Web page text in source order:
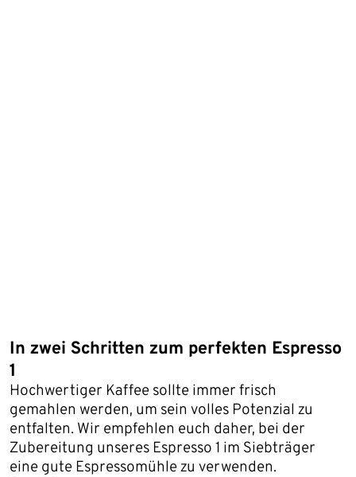
In zwei Schritten zum perfekten Espresso
1
Hochwertiger Kaffee sollte immer frisch
gemahlen werden, um sein volles Potenzial zu
entfalten. Wir empfehlen euch daher, bei der
Zubereitung unseres Espresso 1 im Siebträger
eine gute Espressomühle zu verwenden.